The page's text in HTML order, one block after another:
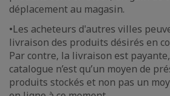
déplacement au magasin.
•Les acheteurs d'autres villes
livraison des produits désirés en
Par contre, la livraison est
catalogue n’est qu’un moyen de
produits stockés et non pas un